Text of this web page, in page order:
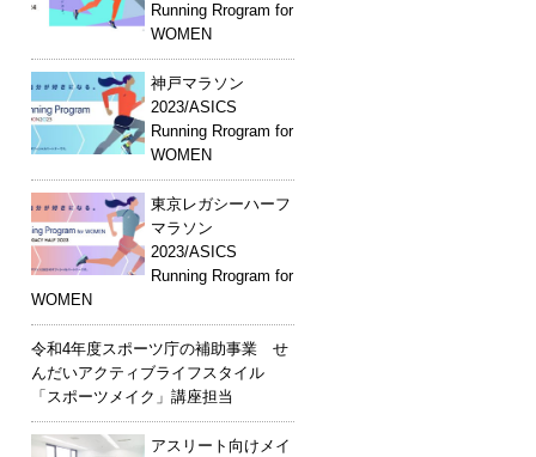
Running Rrogram for
WOMEN
神戸マラソン
2023/ASICS
Running Rrogram for
WOMEN
東京レガシーハーフ
マラソン
2023/ASICS
Running Rrogram for
WOMEN
令和4年度スポーツ庁の補助事業 せ
んだいアクティブライフスタイル
「スポーツメイク」講座担当
アスリート向けメイ